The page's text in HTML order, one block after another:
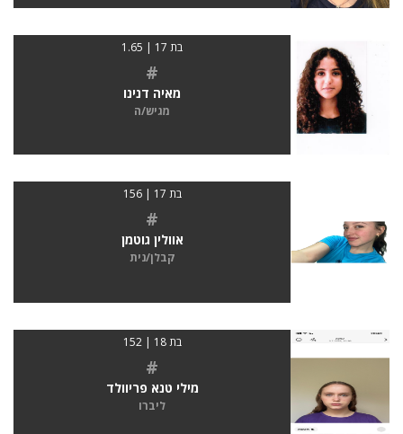
בת 17 | 1.65
#
מאיה דנינו
מגיש/ה
בת 17 | 156
#
אוולין גוטמן
קבלן/נית
בת 18 | 152
#
מילי טנא פריוולד
ליברו